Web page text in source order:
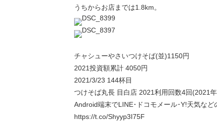
うちからお店までは1.8km。
チャシューやさいつけそば(並)1150円
2021投資額累計 4050円
2021/3/23 144杯目
つけそば丸長 目白店 2021利用回数4回(2021
Android端末でLINE･ドコモメール･Y!天気な
https://t.co/Shyyp3I75F